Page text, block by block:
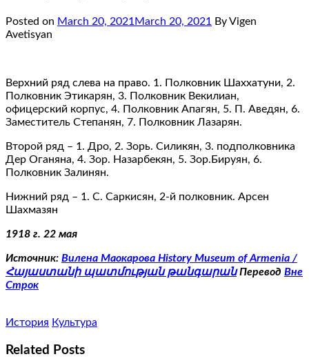
Posted on March 20, 2021 March 20, 2021
By Vigen
Avetisyan
Верхний ряд слева на право. 1. Полковник Шаххатуни, 2.
Полковник Этикарян, 3. Полковник Векилиан,
офицерский корпус, 4. Полковник Апагян, 5. П. Аведян, 6.
Заместитель Степанян, 7. Полковник Лазарян.
Второй ряд – 1. Дро, 2. Зорь. Силикян, 3. подполковника
Дер Оганяна, 4. Зор. Назарбекян, 5. Зор.Бируян, 6.
Полковник Залинян.
Нижний ряд – 1. С. Саркисян, 2-й полковник. Арсен
Шахмазян
1918 г. 22 мая
Источник: Вилена Маокарова History Museum of Armenia /
Հայաստանի պատմության թանգարանПеревод Вне
Строк
История Культура
Related Posts